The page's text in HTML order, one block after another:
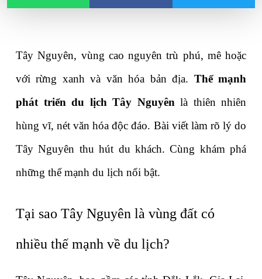
Tây Nguyên, vùng cao nguyên trù phú, mê hoặc
với rừng xanh và văn hóa bản địa. Thế mạnh
phát triển du lịch Tây Nguyên là thiên nhiên
hùng vĩ, nét văn hóa độc đáo. Bài viết làm rõ lý do
Tây Nguyên thu hút du khách. Cùng khám phá
những thế mạnh du lịch nổi bật.
Tại sao Tây Nguyên là vùng đất có
nhiều thế mạnh về du lịch?